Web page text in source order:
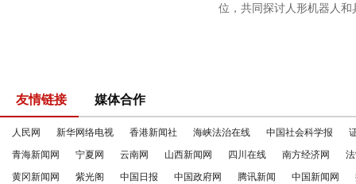
位，共同探讨人形机器人
友情链接 媒体合作
人民网 新华网络电视 香港新闻社 海峡法治在线 中国社会科学报
青海新闻网
宁夏网 云南网 山西新闻网 四川在线 南方经济网
黄冈新闻网
紫光阁 中国日报 中国政府网 腾讯新闻 中国新闻网